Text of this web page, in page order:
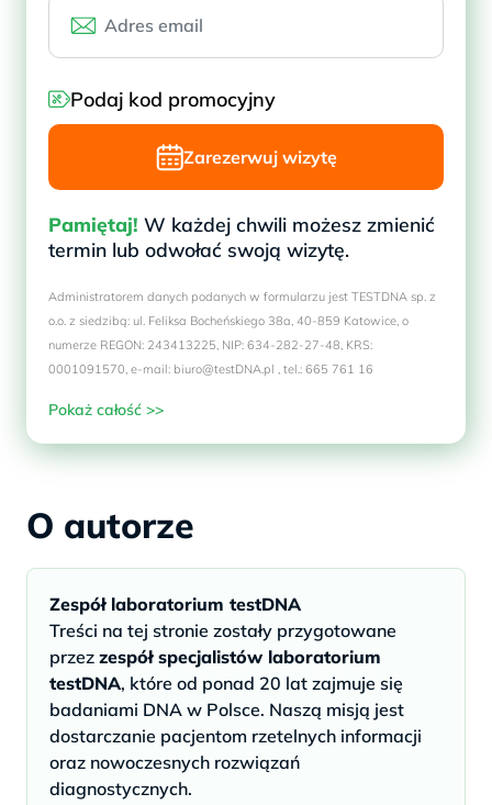
Podaj kod promocyjny
Zarezerwuj wizytę
Pamiętaj! W każdej chwili możesz zmienić
termin lub odwołać swoją wizytę.
Administratorem danych podanych w formularzu jest TESTDNA sp. z
o.o. z siedzibą: ul. Feliksa Bocheńskiego 38a, 40-859 Katowice, o
numerze REGON: 243413225, NIP: 634-282-27-48, KRS:
0001091570, e-mail: biuro@testDNA.pl , tel.: 665 761 16
Pokaż całość >>
O autorze
Zespół laboratorium testDNA
Treści na tej stronie zostały przygotowane
przez zespół specjalistów laboratorium
testDNA, które od ponad 20 lat zajmuje się
badaniami DNA w Polsce. Naszą misją jest
dostarczanie pacjentom rzetelnych informacji
oraz nowoczesnych rozwiązań
diagnostycznych.